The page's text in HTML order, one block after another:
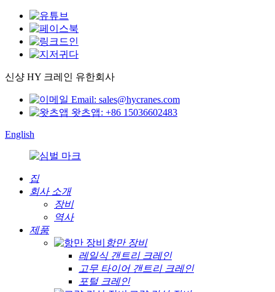
신샹 HY 크레인 유한회사
Email: sales@hycranes.com
왓츠앱: +86 15036602483
English
집
회사 소개
장비
역사
제품
항만 장비
레일식 갠트리 크레인
고무 타이어 갠트리 크레인
포털 크레인